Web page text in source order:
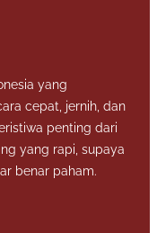
yang
cepat, jernih, dan
penting dari
yang rapi, supaya
benar paham.